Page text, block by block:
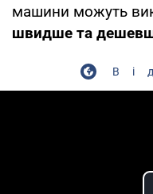
машини можуть
швидше та